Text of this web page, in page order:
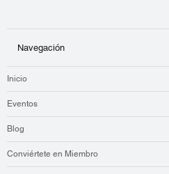
Navegación
Inicio
Eventos
Blog
Conviértete en Miembro